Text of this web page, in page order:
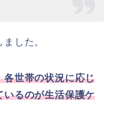
した。
各世帯の状況に応じ
いるのが生活保護ケ